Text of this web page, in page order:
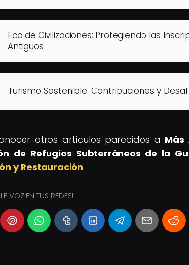
Eco de Civilizaciones: Protegiendo las
Antiguos
Turismo Sostenible: Contribuciones y
otros artículos parecidos a Más
de Refugios Subterráneos de la
y Restauración.
VOZ EN TUS REDES!